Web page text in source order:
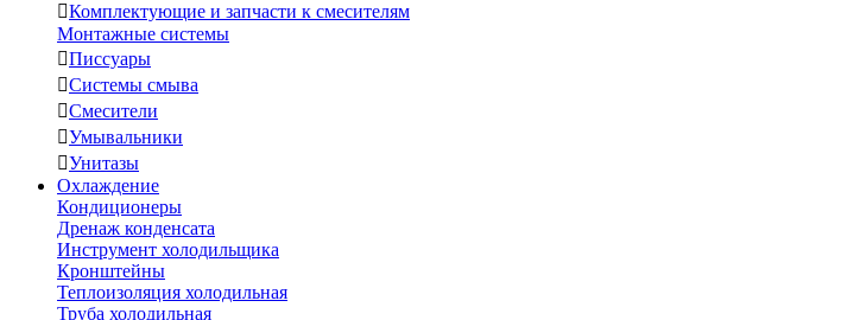
Комплектующие и запчасти к смесителям
Монтажные системы
Писсуары
Системы смыва
Смесители
Умывальники
Унитазы
Охлаждение
Кондиционеры
Дренаж конденсата
Инструмент холодильщика
Кронштейны
Теплоизоляция холодильная
Труба холодильная